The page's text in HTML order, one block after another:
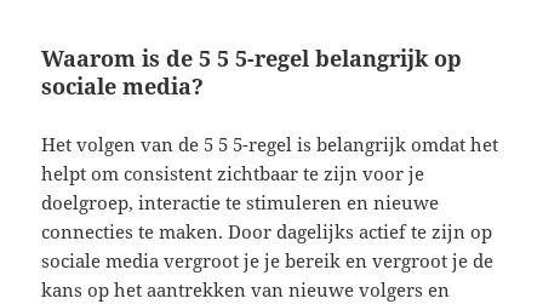
Waarom is de 5 5 5-regel belangrijk op
sociale media?
Het volgen van de 5 5 5-regel is belangrijk omdat het
helpt om consistent zichtbaar te zijn voor je
doelgroep, interactie te stimuleren en nieuwe
connecties te maken. Door dagelijks actief te zijn op
sociale media vergroot je je bereik en vergroot je de
kans op het aantrekken van nieuwe volgers en